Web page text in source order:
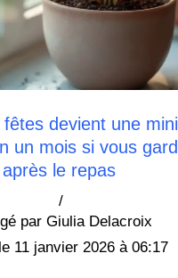
devient une mini
un mois si vous
le repas
Giulia Delacroix
/
11 janvier 2026 à 06:17